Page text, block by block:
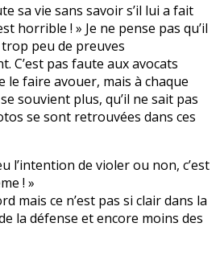
sa vie sans savoir s’il lui a fait
horrible ! » Je ne pense pas qu’il
peu de preuves
C’est pas faute aux avocats
le faire avouer, mais à chaque
souvient plus, qu’il ne sait pas
se sont retrouvées dans ces
l’intention de violer ou non, c’est
! »
mais ce n’est pas si clair dans la
la défense et encore moins des